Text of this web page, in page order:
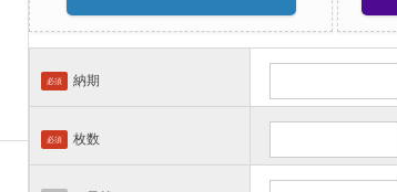
必須 納期
必須 枚数